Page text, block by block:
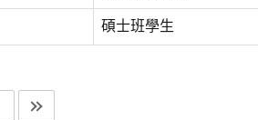
碩士班學生